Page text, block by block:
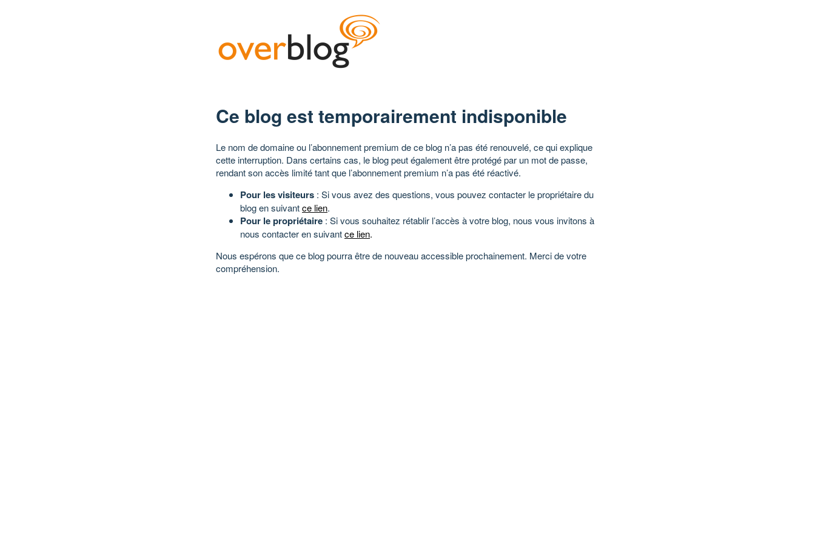
Ce blog est temporairement indisponible
Le nom de domaine ou l’abonnement premium de ce blog n’a pas été renouvelé, ce qui explique
cette interruption. Dans certains cas, le blog peut également être protégé par un mot de passe,
rendant son accès limité tant que l’abonnement premium n’a pas été réactivé.
Pour les visiteurs : Si vous avez des questions, vous pouvez contacter le propriétaire du
blog en suivantce lien.
Pour le propriétaire : Si vous souhaitez rétablir l’accès à votre blog, nous vous invitons à
nous contacter en suivantce lien.
Nous espérons que ce blog pourra être de nouveau accessible prochainement. Merci de votre
compréhension.